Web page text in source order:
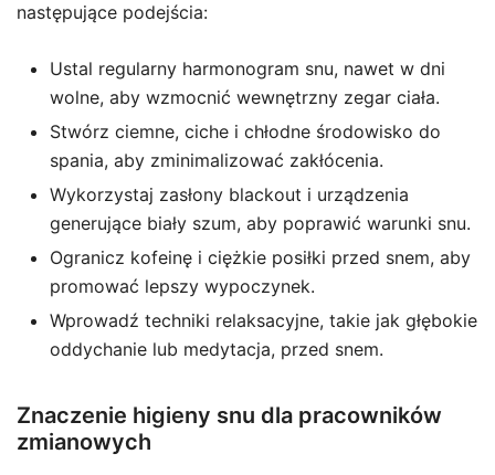
następujące podejścia:
Ustal regularny harmonogram snu, nawet w dni
wolne, aby wzmocnić wewnętrzny zegar ciała.
Stwórz ciemne, ciche i chłodne środowisko do
spania, aby zminimalizować zakłócenia.
Wykorzystaj zasłony blackout i urządzenia
generujące biały szum, aby poprawić warunki snu.
Ogranicz kofeinę i ciężkie posiłki przed snem, aby
promować lepszy wypoczynek.
Wprowadź techniki relaksacyjne, takie jak głębokie
oddychanie lub medytacja, przed snem.
Znaczenie higieny snu dla pracowników
zmianowych